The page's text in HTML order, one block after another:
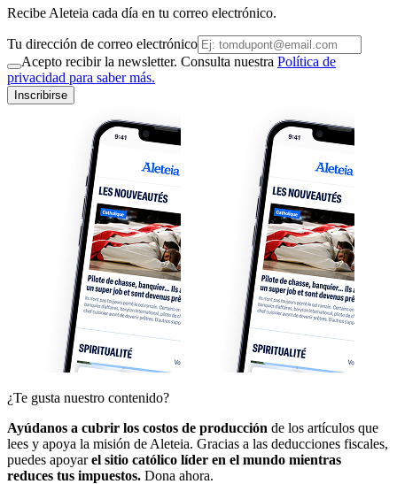
Recibe Aleteia cada día en tu correo electrónico.
Tu dirección de correo electrónico
Acepto recibir la newsletter. Consulta nuestra Política de
privacidad para saber más.
Inscribirse
¿Te gusta nuestro contenido?
Ayúdanos a cubrir los costos de producción de los artículos que
lees y apoya la misión de Aleteia. Gracias a las deducciones fiscales,
puedes apoyarel sitio católico líder en el mundo mientras
reduces tus impuestos. Dona ahora.